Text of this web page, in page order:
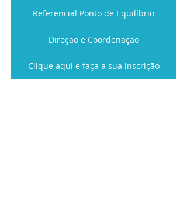
Referencial Ponto de Equilíbrio
Direção e Coordenação
Clique aqui e faça a sua inscrição